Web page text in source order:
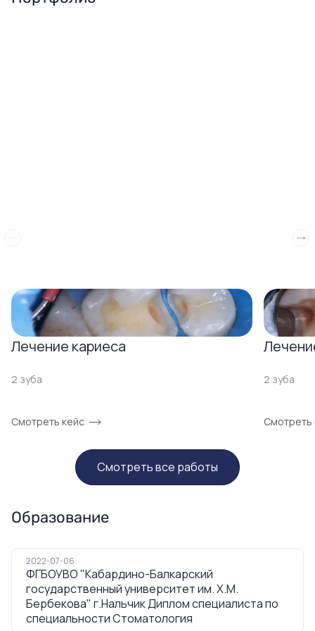
Лечение кариеса
2 зуба
Смотреть кейс
2 зуба
Смотреть
Смотреть все работы
Образование
2022-07-06
ФГБОУВО "Кабардино-Балкарский
государственный университет им. Х.М.
Бербекова" г.Нальчик Диплом специалиста по
специальности Стоматология